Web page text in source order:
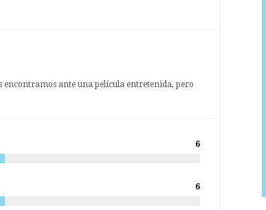
encontramos ante una película entretenida, pero
6
6